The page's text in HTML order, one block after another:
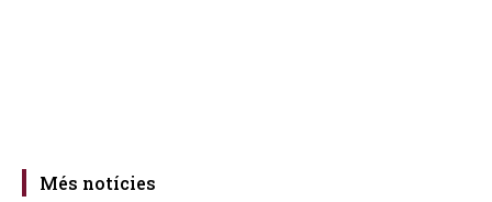
Més notícies